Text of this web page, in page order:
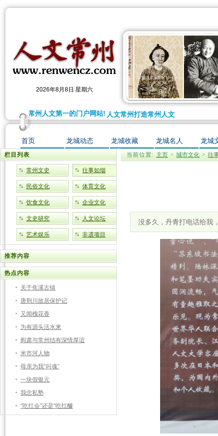
2026年8月8日 星期六
州打造常州人文第一的门户网站!人文常州打造常州人文第一的门户网
首页 龙城动态 龙城收藏 龙城名人 龙城
栏目列表
常州文史 往事如烟
民俗文化 体育文化
饮食文化 企业文化
文史研究 人文论坛
艺术娱乐 非遗项目
推荐内容
热点内容
关于焦溪古镇
唐荆川故居保护记
又闻槐花香
为有源头活水来
阎肃与常州结有深情厚谊
米市河人物
母亲为我“叫魂”
一块假银元
我念私塾
“吃扛会”还是“吃扛醵
当前位置: 主页 > 城市文化 > 往
没多久，丹青打电话给我